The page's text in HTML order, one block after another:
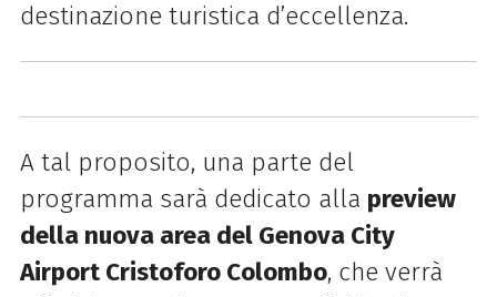
destinazione turistica d’eccellenza.
A tal proposito, una parte del
programma sarà dedicato alla preview
della nuova area del Genova City
Airport Cristoforo Colombo, che verrà